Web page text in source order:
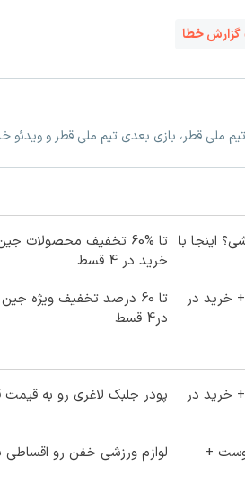
گزارش خطا
ملی قطر، بازی بعدی تیم ملی قطر و ویدئو
اینجا با
تا %60 تخفیف محصولات
خرید در 4 قسط
خرید در
در4 قسط
خرید در
پودر جلبک لاغری رو به قیمت
وست +
لوازم ورزشی خفن رو اقساطی